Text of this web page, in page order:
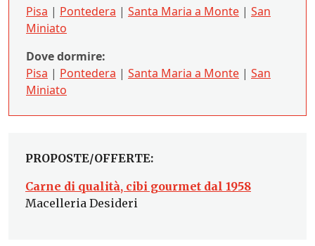
Pisa | Pontedera | Santa Maria a Monte | San
Miniato
Dove dormire:
Pisa | Pontedera | Santa Maria a Monte | San
Miniato
PROPOSTE/OFFERTE:
Carne di qualità, cibi gourmet dal 1958
Macelleria Desideri